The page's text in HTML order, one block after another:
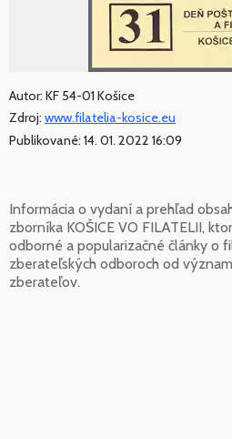
Autor: KF 54-01 Košice
Zdroj: www.filatelia-kosice.eu
Publikované: 14. 01. 2022 16:09
Informácia o vydaní a prehľad
zborníka KOŠICE VO FILATELII,
odborné a popularizačné články o
zberateľských odboroch od
zberateľov.